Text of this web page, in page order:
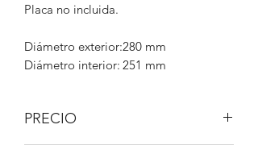
Placa no incluida.
Diámetro exterior:
Diámetro interior:
280 mm
251 mm
PRECIO